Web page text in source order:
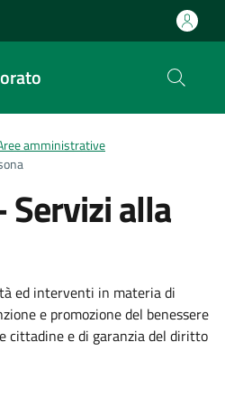
amministrative
alla
ed interventi in materia di
e promozione del benessere
cittadine e di garanzia del diritto